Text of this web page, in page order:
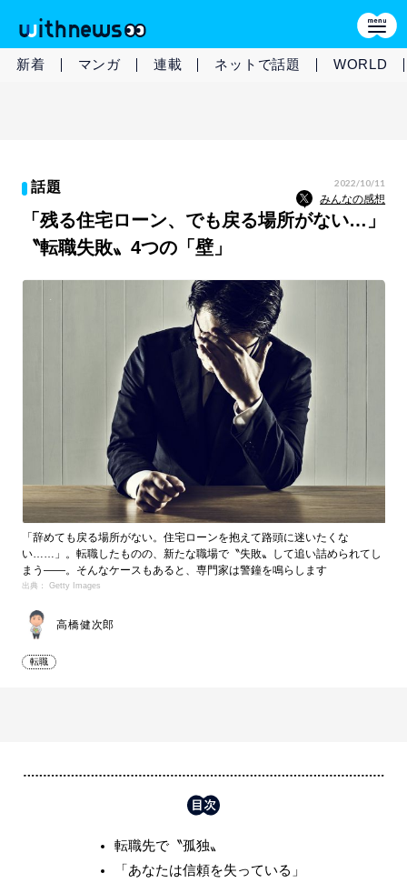
新着 マンガ 連載 ネットで話題 WORLD
話題 2022/10/11
みんなの感想
「残る住宅ローン、でも戻る場所がない…」
〝転職失敗〟4つの「壁」
「辞めても戻る場所がない。住宅ローンを抱えて路頭に迷いたくな
い……」。転職したものの、新たな職場で〝失敗〟して追い詰められてし
まう――。そんなケースもあると、専門家は警鐘を鳴らします
出典： Getty Images
高橋健次郎
転職
転職先で〝孤独〟
「あなたは信頼を失っている」